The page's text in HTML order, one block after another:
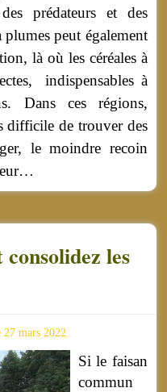
prédateurs et des
peut également
là où les céréales à
indispensables à
Dans ces régions,
difficile de trouver des
le moindre recoin
les
27 mars 2022
Si le faisan
commun